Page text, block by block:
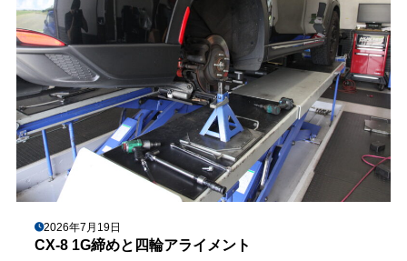
2026年7月19日
CX-8 1G締めと四輪アライメント